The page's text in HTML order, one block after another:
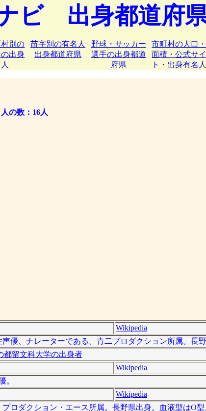
ビ 出身都道府
別の
出身
苗字別の有名人
出身都道府県
野球・サッカー
選手の出身都道
府県
市町村の人口・
面積・公式サイ
ト・出身有名人
の数：16人
Wikipedia
優、ナレーターである。青二プロダクション所属。長野
都留文科大学の出身者
Wikipedia
。
Wikipedia
ロダクション・エース所属。長野県出身。血液型はO型